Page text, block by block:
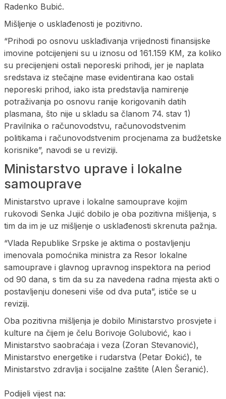
Radenko Bubić.
Mišljenje o usklađenosti je pozitivno.
“Prihodi po osnovu usklađivanja vrijednosti finansijske
imovine potcijenjeni su u iznosu od 161.159 KM, za koliko
su precijenjeni ostali neporeski prihodi, jer je naplata
sredstava iz stečajne mase evidentirana kao ostali
neporeski prihod, iako ista predstavlja namirenje
potraživanja po osnovu ranije korigovanih datih
plasmana, što nije u skladu sa članom 74. stav 1)
Pravilnika o računovodstvu, računovodstvenim
politikama i računovodstvenim procjenama za budžetske
korisnike”, navodi se u reviziji.
Ministarstvo uprave i lokalne
samouprave
Ministarstvo uprave i lokalne samouprave kojim
rukovodi Senka Jujić dobilo je oba pozitivna mišljenja, s
tim da im je uz mišljenje o usklađenosti skrenuta pažnja.
“Vlada Republike Srpske je aktima o postavljenju
imenovala pomoćnika ministra za Resor lokalne
samouprave i glavnog upravnog inspektora na period
od 90 dana, s tim da su za navedena radna mjesta akti o
postavljenju doneseni više od dva puta”, ističe se u
reviziji.
Oba pozitivna mišljenja je dobilo Ministarstvo prosvjete i
kulture na čijem je čelu Borivoje Golubović, kao i
Ministarstvo saobraćaja i veza (Zoran Stevanović),
Ministarstvo energetike i rudarstva (Petar Đokić), te
Ministarstvo zdravlja i socijalne zaštite (Alen Šeranić).
Podijeli vijest na: